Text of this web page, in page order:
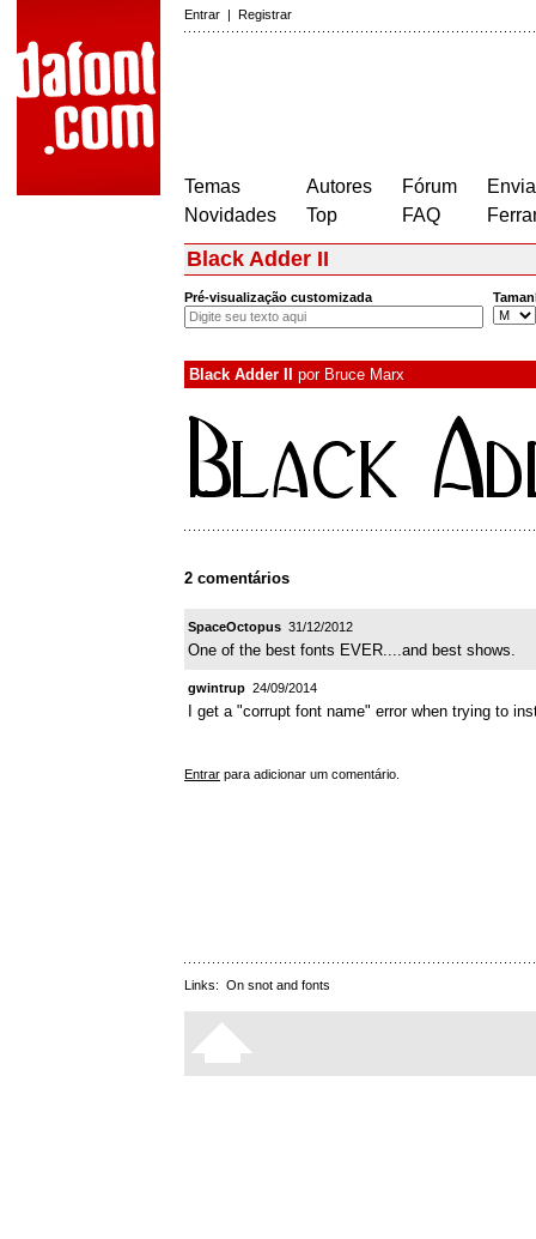
Entrar | Registrar
Temas
Novidades
Autores
Top
Fórum
FAQ
Black Adder II
Pré-visualização customizada
Black Adder II por Bruce Marx
2 comentários
SpaceOctopus 31/12/2012
One of the best fonts EVER....and best shows.
gwintrup 24/09/2014
I get a "corrupt font name" error when trying to
Entrar para adicionar um comentário.
Links: On snot and fonts